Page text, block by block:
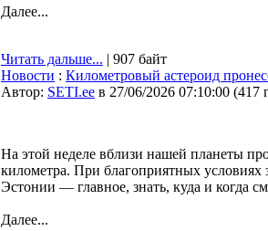
Далее...
Читать дальше... | 907 байт
Новости : Километровый астероид
Автор: SETI.ee в 27/06/2026 07:10:00 (417
На этой неделе вблизи нашей планеты
километра. При благоприятных
Эстонии — главное, знать, куда и когда
Далее...